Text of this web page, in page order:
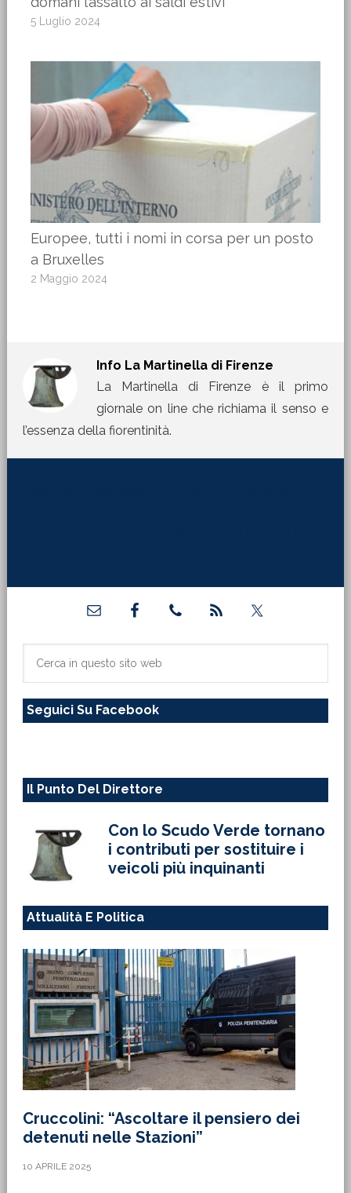
5 Luglio 2024
Europee, tutti i nomi in corsa per un posto
a Bruxelles
2 Maggio 2024
Info La Martinella di Firenze
La Martinella di Firenze è il primo
giornale on line che richiama il senso e
l’essenza della fiorentinità.
primaria
sito
Seguici Su Facebook
Il Punto Del Direttore
Con lo Scudo Verde tornano
i contributi per sostituire i
veicoli più inquinanti
Attualità E Politica
Cruccolini: “Ascoltare il pensiero dei
detenuti nelle Stazioni”
10 APRILE 2025